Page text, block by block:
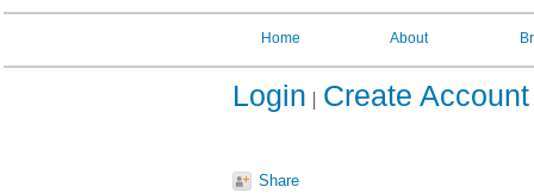
Home About
Login Create Account
Share